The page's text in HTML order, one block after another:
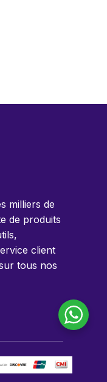
milliers de
de produits
client
tous nos